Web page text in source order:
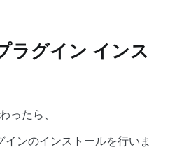
ラグイン インス
ったら、
ンのインストールを行いま